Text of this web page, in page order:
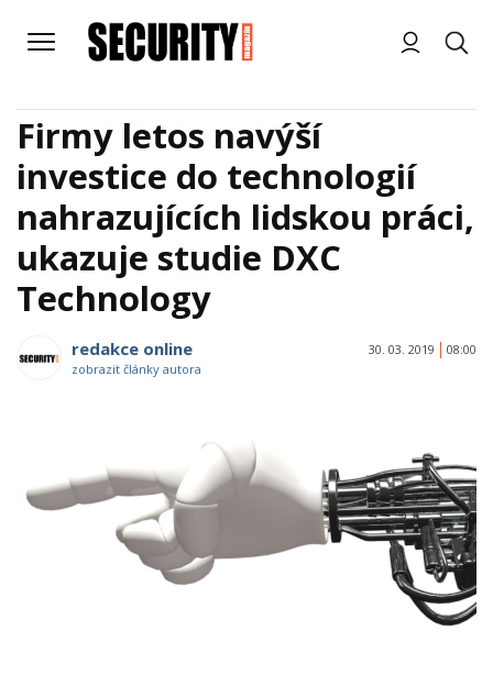
Firmy letos navýší
investice do technologií
nahrazujících lidskou práci,
ukazuje studie DXC
Technology
redakce online
zobrazit články autora
30. 03. 2019 08:00